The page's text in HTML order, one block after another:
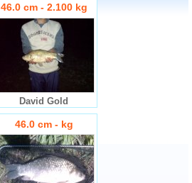
46.0 cm - 2.100 kg
David Gold
46.0 cm - kg